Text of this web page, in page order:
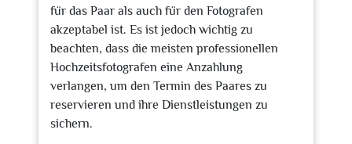
für das Paar als auch für den Fotografen
akzeptabel ist. Es ist jedoch wichtig zu
beachten, dass die meisten professionellen
Hochzeitsfotografen eine Anzahlung
verlangen, um den Termin des Paares zu
reservieren und ihre Dienstleistungen zu
sichern.